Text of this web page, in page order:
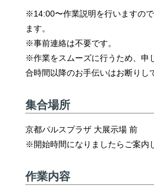
※14:00〜作業説明を行いますの
ます。
※事前連絡は不要です。
※作業をスムーズに行うため、申
合時間以降のお手伝いはお断りし
集合場所
京都パルスプラザ 大展示場 前
※開始時間になりましたらご案内
作業内容